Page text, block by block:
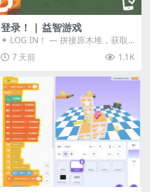
登录！ | 益智游戏
✦ LOG IN！ — 拼接原木堆，获取
分数！ ᑕ☲◎ ᑕ☲◎ ᑕ☲◎ ᑕ☲◎ ...
7 天前 1.1K